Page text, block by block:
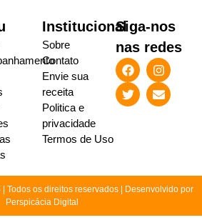
Institucional
Sobre
Contato
Envie sua
receita
Politica e
privacidade
Termos de Uso
Siga-nos
nas redes
Todos os direitos reservados | Desenvolvido por
Perspicácia Digital